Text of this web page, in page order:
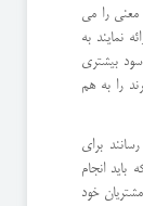
را می
نمایند به
بیشتری
را به هم
برای
انجام
خود